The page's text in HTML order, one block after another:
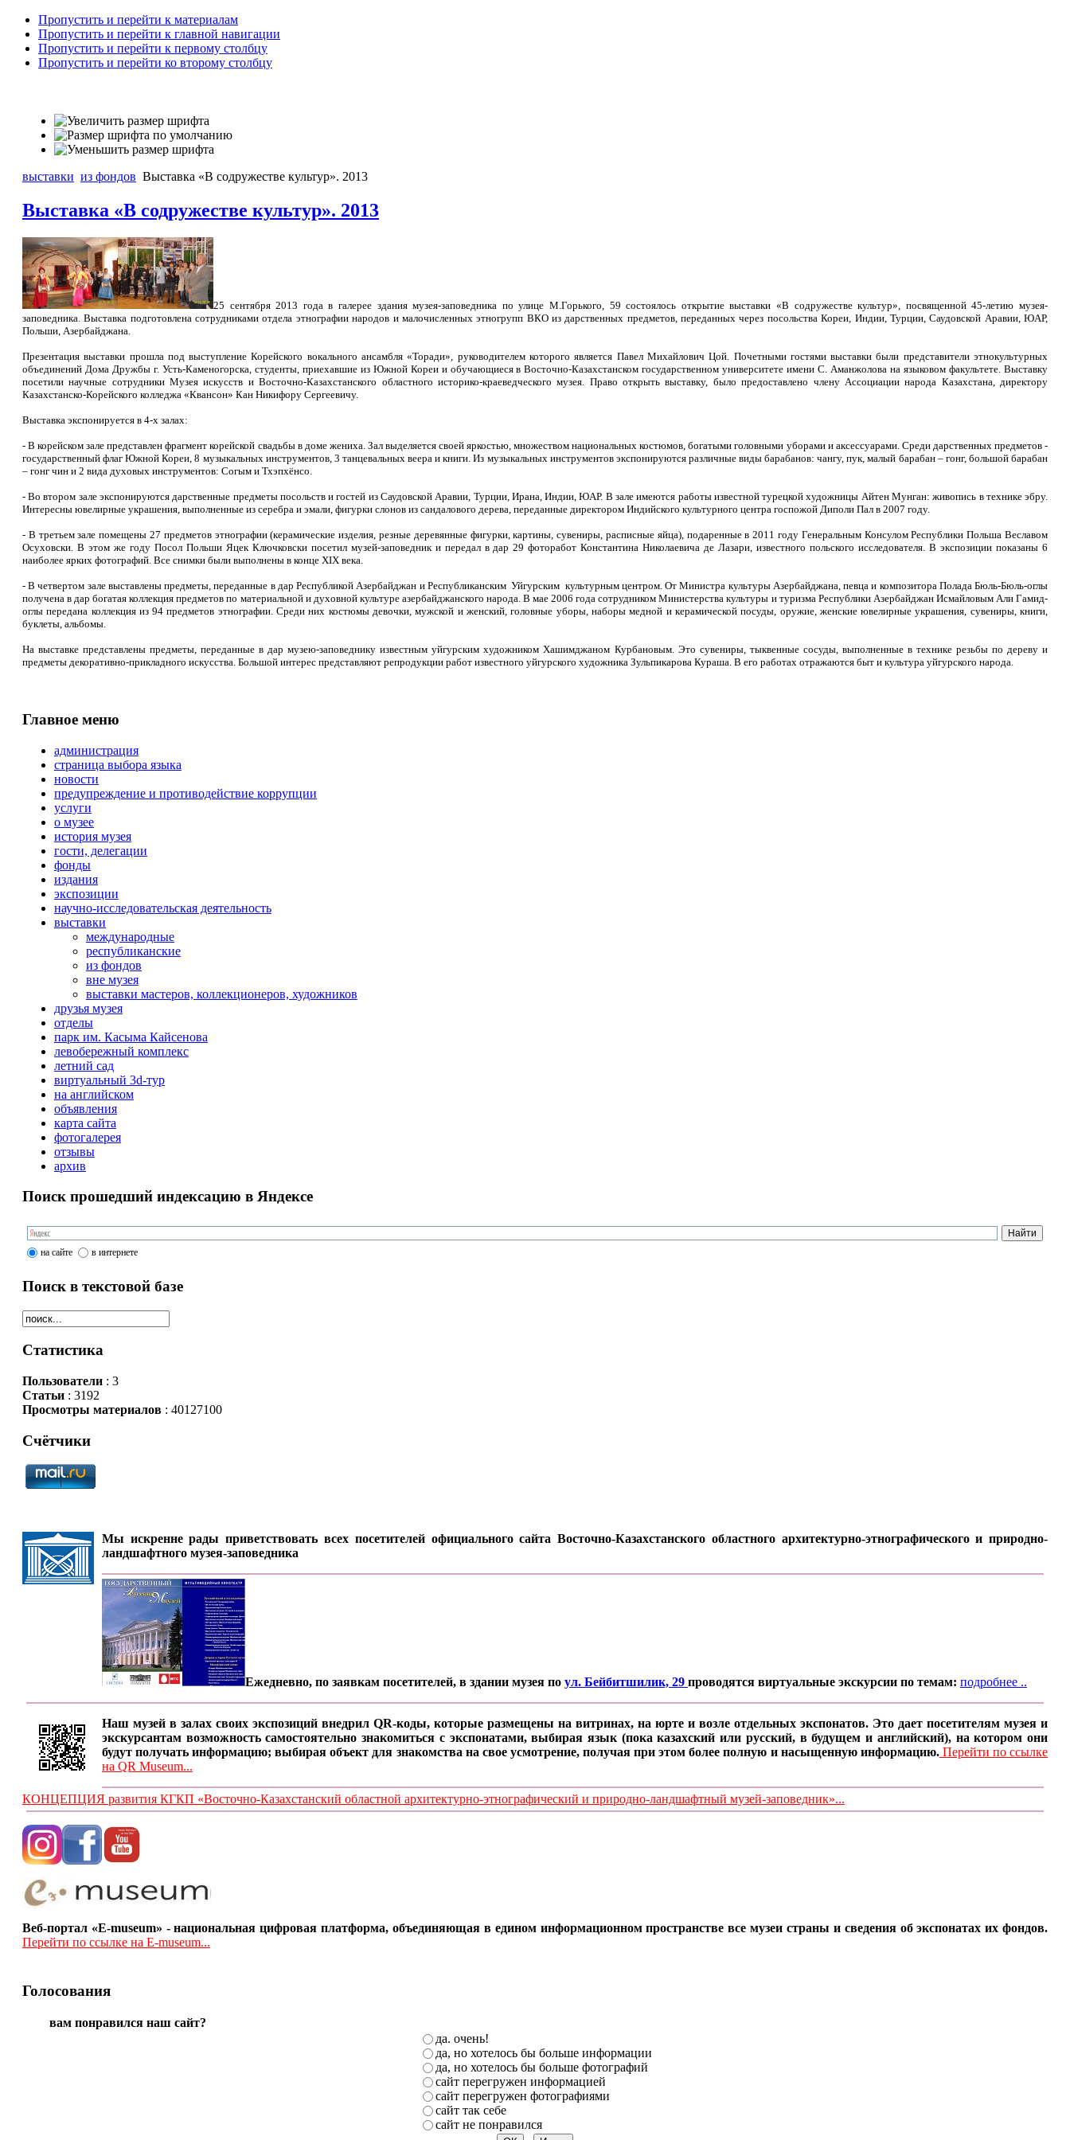
Пропустить и перейти к материалам
Пропустить и перейти к главной навигации
Пропустить и перейти к первому столбцу
Пропустить и перейти ко второму столбцу
выставки из фондов Выставка «В содружестве культур». 2013
Выставка «В содружестве культур». 2013
25 сентября 2013 года в галерее здания музея-заповедника по улице М.Горького, 59 состоялось открытие выставки «В содружестве культур», посвященной 45-летию музея-
заповедника. Выставка подготовлена сотрудниками отдела этнографии народов и малочисленных этногрупп ВКО из дарственных предметов, переданных через посольства Кореи, Индии, Турции, Саудовской Аравии, ЮАР,
Польши, Азербайджана.
Презентация выставки прошла под выступление Корейского вокального ансамбля «Торади», руководителем которого является Павел Михайлович Цой. Почетными гостями выставки были представители этнокультурных
объединений Дома Дружбы г. Усть-Каменогорска, студенты, приехавшие из Южной Кореи и обучающиеся в Восточно-Казахстанском государственном университете имени С. Аманжолова на языковом факультете. Выставку
посетили научные сотрудники Музея искусств и Восточно-Казахстанского областного историко-краеведческого музея. Право открыть выставку, было предоставлено члену Ассоциации народа Казахстана, директору
Казахстанско-Корейского колледжа «Квансон» Кан Никифору Сергеевичу.
Выставка экспонируется в 4-х залах:
- В корейском зале представлен фрагмент корейской свадьбы в доме жениха. Зал выделяется своей яркостью, множеством национальных костюмов, богатыми головными уборами и аксессуарами. Среди дарственных предметов -
государственный флаг Южной Кореи, 8 музыкальных инструментов, 3 танцевальных веера и книги. Из музыкальных инструментов экспонируются различные виды барабанов: чангу, пук, малый барабан – гонг, большой барабан
– гонг чин и 2 вида духовых инструментов: Согым и Тхэпхёнсо.
- Во втором зале экспонируются дарственные предметы посольств и гостей из Саудовской Аравии, Турции, Ирана, Индии, ЮАР. В зале имеются работы известной турецкой художницы Айтен Мунган: живопись в технике эбру.
Интересны ювелирные украшения, выполненные из серебра и эмали, фигурки слонов из сандалового дерева, переданные директором Индийского культурного центра госпожой Диполи Пал в 2007 году.
- В третьем зале помещены 27 предметов этнографии (керамические изделия, резные деревянные фигурки, картины, сувениры, расписные яйца), подаренные в 2011 году Генеральным Консулом Республики Польша Веславом
Осуховски. В этом же году Посол Польши Яцек Ключковски посетил музей-заповедник и передал в дар 29 фоторабот Константина Николаевича де Лазари, известного польского исследователя. В экспозиции показаны 6
наиболее ярких фотографий. Все снимки были выполнены в конце XIX века.
- В четвертом зале выставлены предметы, переданные в дар Республикой Азербайджан и Республиканским Уйгурским культурным центром. От Министра культуры Азербайджана, певца и композитора Полада Бюль-Бюль-оглы
получена в дар богатая коллекция предметов по материальной и духовной культуре азербайджанского народа. В мае 2006 года сотрудником Министерства культуры и туризма Республики Азербайджан Исмайловым Али Гамид-
оглы передана коллекция из 94 предметов этнографии. Среди них костюмы девочки, мужской и женский, головные уборы, наборы медной и керамической посуды, оружие, женские ювелирные украшения, сувениры, книги,
буклеты, альбомы.
На выставке представлены предметы, переданные в дар музею-заповеднику известным уйгурским художником Хашимджаном Курбановым. Это сувениры, тыквенные сосуды, выполненные в технике резьбы по дереву и
предметы декоративно-прикладного искусства. Большой интерес представляют репродукции работ известного уйгурского художника Зульпикарова Кураша. В его работах отражаются быт и культура уйгурского народа.
Главное меню
администрация
страница выбора языка
новости
предупреждение и противодействие коррупции
услуги
о музее
история музея
гости, делегации
фонды
издания
экспозиции
научно-исследовательская деятельность
выставки
международные
республиканские
из фондов
вне музея
выставки мастеров, коллекционеров, художников
друзья музея
отделы
парк им. Касыма Кайсенова
левобережный комплекс
летний сад
виртуальный 3d-тур
на английском
объявления
карта сайта
фотогалерея
отзывы
архив
Поиск прошедший индексацию в Яндексе
на сайте в интернете
Поиск в текстовой базе
Статистика
Пользователи: 3
Статьи: 3192
Просмотры материалов: 40127100
Счётчики
Мы искренне рады приветствовать всех посетителей официального сайта Восточно-Казахстанского областного архитектурно-этнографического и природно-
ландшафтного музея-заповедника
Ежедневно, по заявкам посетителей, в здании музея по ул. Бейбитшилик, 29 проводятся виртуальные экскурсии по темам: подробнее ..
Наш музей в залах своих экспозиций внедрил QR-коды, которые размещены на витринах, на юрте и возле отдельных экспонатов. Это дает посетителям музея и
экскурсантам возможность самостоятельно знакомиться с экспонатами, выбирая язык (пока казахский или русский, в будущем и английский), на котором они
будут получать информацию; выбирая объект для знакомства на свое усмотрение, получая при этом более полную и насыщенную информацию.Перейти по ссылке
на QR Museum...
КОНЦЕПЦИЯ развития КГКП «Восточно-Казахстанский областной архитектурно-этнографический и природно-ландшафтный музей-заповедник»...
Веб-портал «E-museum» - национальная цифровая платформа, объединяющая в едином информационном пространстве все музеи страны и сведения об экспонатах их фондов.
Перейти по ссылке на E-museum...
Голосования
вам понравился наш сайт?
да. очень!
да, но хотелось бы больше информации
да, но хотелось бы больше фотографий
сайт перегружен информацией
сайт перегружен фотографиями
сайт так себе
сайт не понравился